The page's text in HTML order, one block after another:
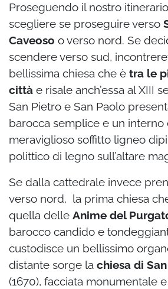
Proseguendo il nostro
scegliere se proseguire verso
Caveoso o verso nord. Se
scendere verso sud,
bellissima chiesa che è tra le
città e risale anch’essa al XIII
San Pietro e San Paolo
barocca semplice e un interno
meraviglioso soffitto ligneo
polittico di legno sull’altare
Se dalla cattedrale invece
verso nord, la prima chiesa
quella delle Anime del
barocco candido e
custodisce un bellissimo
distante sorge la chiesa di
(1670), facciata monumentale